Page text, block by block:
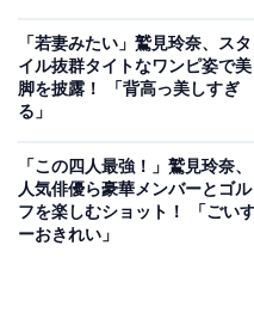
「若妻みたい」鷲見玲奈、スタ
イル抜群タイトなワンピ姿で美
脚を披露！ 「背高っ美しすぎ
る」
「この四人最強！」鷲見玲奈、
人気俳優ら豪華メンバーとゴル
フを楽しむショット！ 「ごい
ーおきれい」